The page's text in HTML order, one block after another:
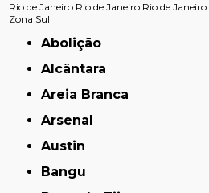
Rio de Janeiro Rio de Janeiro Rio de Janeiro
Zona Sul
Abolição
Alcântara
Areia Branca
Arsenal
Austin
Bangu